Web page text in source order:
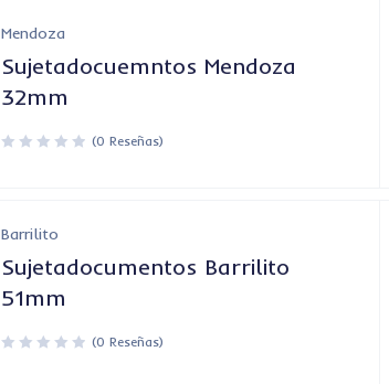
Mendoza
Sujetadocuemntos Mendoza
32mm
(0 Reseñas)
Barrilito
Sujetadocumentos Barrilito
51mm
(0 Reseñas)